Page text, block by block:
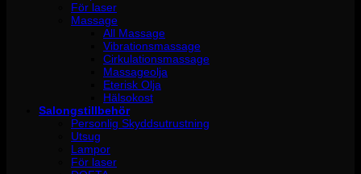
För laser
Massage
All Massage
Vibrationsmassage
Cirkulationsmassage
Massageolja
Eterisk Olja
Hälsokost
Salongstillbehör
Personlig Skyddsutrustning
Utsug
Lampor
För laser